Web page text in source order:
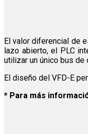
El valor diferencial de
lazo abierto, el PLC
utilizar un único bus
El diseño del VFD-E
* Para más